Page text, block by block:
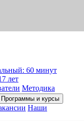
60 минут
лет
Методика
Программы и курсы
Наши